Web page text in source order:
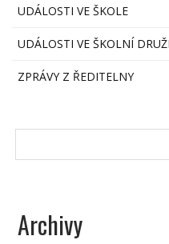
UDÁLOSTI VE ŠKOLE
UDÁLOSTI VE ŠKOLNÍ
ZPRÁVY Z ŘEDITELNY
Archivy